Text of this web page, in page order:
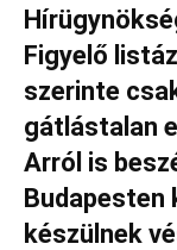
Figyelő
szerinte
gátlástalan
Arról is
Budapesten
készülnek